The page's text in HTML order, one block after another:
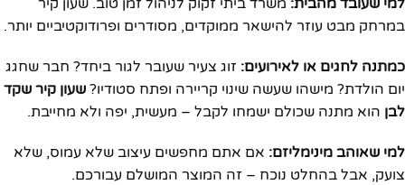
במרחק מבט עוזר להישאר ממוקדים, מסודרים ופרודוקטיביים יותר.
כמתנה לחגים או לאירועים: זוג צעיר שעובר לגור ביחד? חבר שחגג
יום הולדת? מישהו שעשה שינוי קריירה ופתח סטודיו? שעון קיר שקד
לבן הוא מתנה שכולם ישמחו לקבל – מעשית, יפה ולא מחייבת.
למי שאוהב מינימליזם: אם אתם מחפשים עיצוב שלא עמוס, שלא
צועק, אבל בהחלט נוכח – זה המוצר המושלם עבורכם.